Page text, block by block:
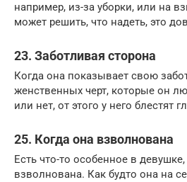
например, из-за уборки, или на
может решить, что надеть, это
23. Заботливая сторона
Когда она показывает свою
женственных черт, которые он
или нет, от этого у него блестят
25. Когда она взволнована
Есть что-то особенное в
взволнована. Как будто она на